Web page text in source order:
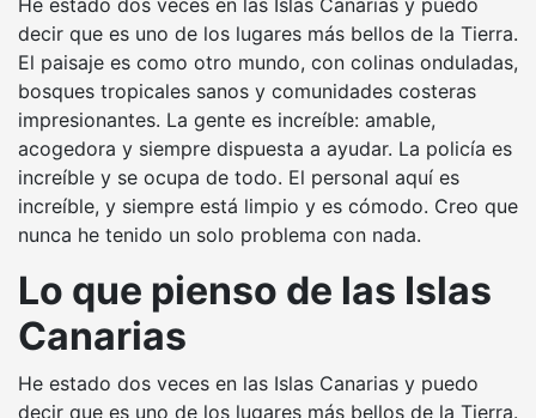
decir que es uno de los lugares más bellos de la Tierra.
El paisaje es como otro mundo, con colinas onduladas,
bosques tropicales sanos y comunidades costeras
impresionantes. La gente es increíble: amable,
acogedora y siempre dispuesta a ayudar. La policía es
increíble y se ocupa de todo. El personal aquí es
increíble, y siempre está limpio y es cómodo. Creo que
nunca he tenido un solo problema con nada.
Lo que pienso de las Islas
Canarias
He estado dos veces en las Islas Canarias y puedo
decir que es uno de los lugares más bellos de la Tierra.